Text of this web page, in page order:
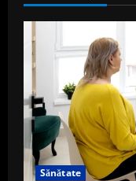
Sănătate